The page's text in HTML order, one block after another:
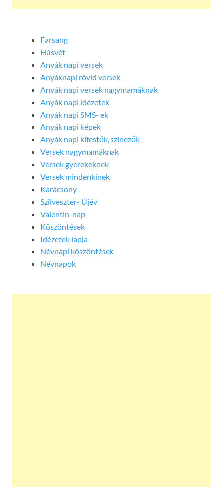
Farsang
Húsvét
Anyák napi versek
Anyáknapi rövid versek
Anyák napi versek nagymamáknak
Anyák napi idézetek
Anyák napi SMS- ek
Anyák napi képek
Anyák napi kifestők, színezők
Versek nagymamáknak
Versek gyerekeknek
Versek mindenkinek
Karácsony
Szilveszter- Újév
Valentin-nap
Köszöntések
Idézetek lapja
Névnapi köszöntések
Névnapok